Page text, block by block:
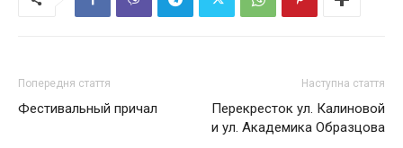
Попередня стаття
Фестивальный причал
Наступна стаття
Перекресток ул. Калиновой
и ул. Академика Образцова